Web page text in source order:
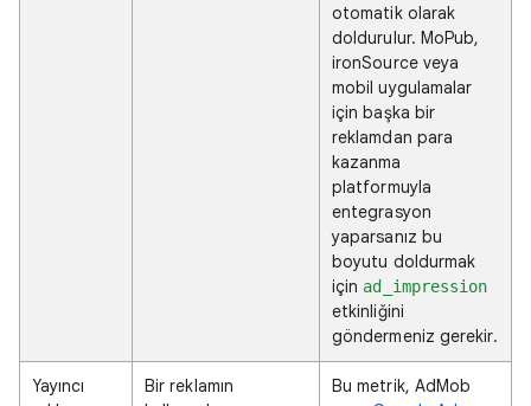
otomatik olarak
doldurulur. MoPub,
ironSource veya
mobil uygulamalar
için başka bir
reklamdan para
kazanma
platformuyla
entegrasyon
yaparsanız bu
boyutu doldurmak
için ad_impression
etkinliğini
göndermeniz gerekir.
Yayıncı
Bir reklamın
Bu metrik, AdMob